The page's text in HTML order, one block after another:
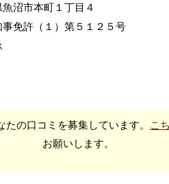
沼市本町１丁目４
免許（１）第５１２５号
の口コミを募集しています。
こ
お願いします。